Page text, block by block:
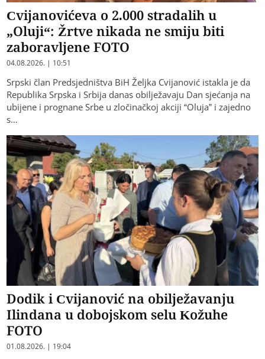
Cvijanovićeva o 2.000 stradalih u
„Oluji“: Žrtve nikada ne smiju biti
zaboravljene FOTO
04.08.2026. | 10:51
Srpski član Predsjedništva BiH Željka Cvijanović istakla je da
Republika Srpska i Srbija danas obilježavaju Dan sjećanja na
ubijene i prognane Srbe u zločinačkoj akciji “Oluja” i zajedno
s…
Dodik i Cvijanović na obilježavanju
Ilindana u dobojskom selu Kožuhe
FOTO
01.08.2026. | 19:04